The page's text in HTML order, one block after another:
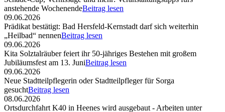
anstehende WochenendeBeitrag lesen
09.06.2026
Prädikat bestätigt: Bad Hersfeld-Kernstadt darf sich weiterhin
„Heilbad“ nennenBeitrag lesen
09.06.2026
Kita Solztalräuber feiert ihr 50-jähriges Bestehen mit großem
Jubiläumsfest am 13. JuniBeitrag lesen
09.06.2026
Neue Stadtteilpflegerin oder Stadtteilpfleger für Sorga
gesuchtBeitrag lesen
08.06.2026
Ortsdurchfahrt K40 in Heenes wird ausgebaut - Arbeiten unter